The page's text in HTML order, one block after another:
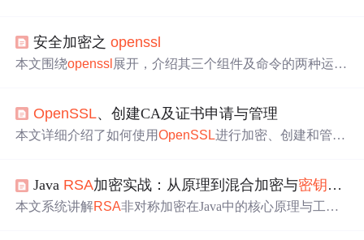
码在证书管理中的应用。
安全加密之openssl
本文围绕openssl 展开，介绍其三个组件及命令的两种运行
了证书相关内容，包括PKI、CA等概念，以及建立私有C
A、证书申请签署和吊销的步骤。
OpenSSL、创建CA及证书申请与管理
本文详细介绍了如何使用OpenSSL进行加密、创建和管理
nc、dgst、genrsa、req、ca、x509等。
Java RSA加密实战：从原理到混合加密与密钥 管理
本文系统讲解RSA非对称加密在Java中的核心原理与工程